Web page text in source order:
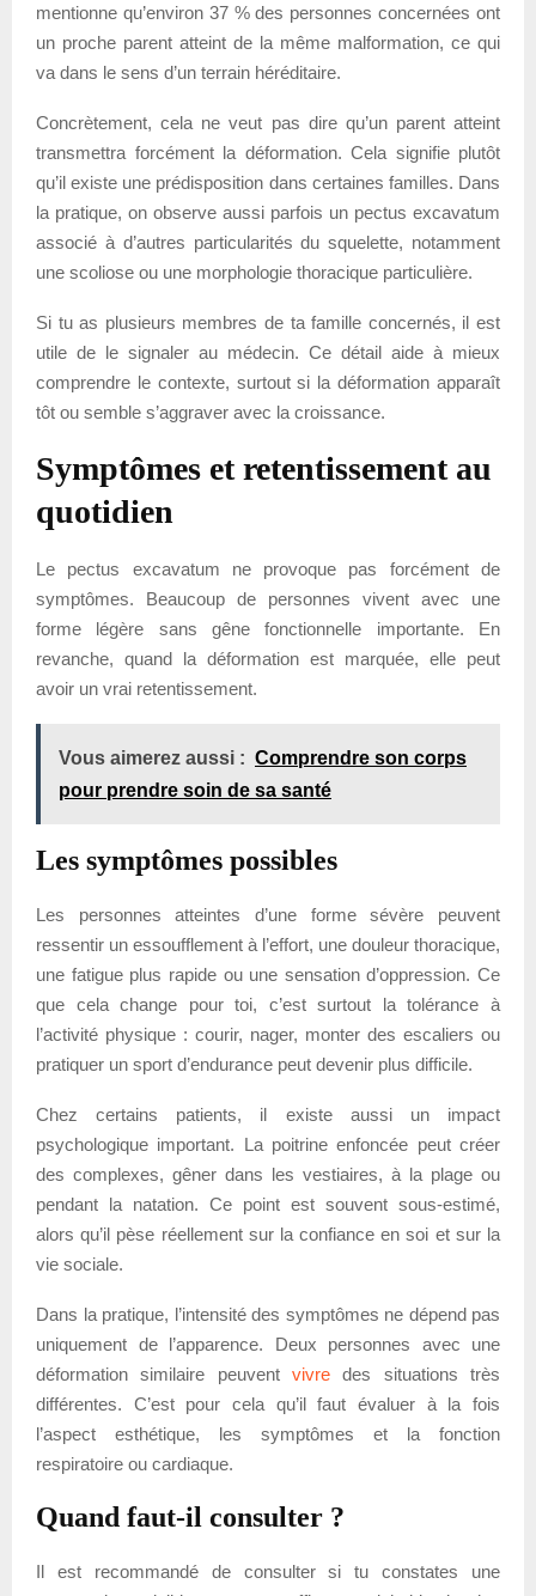
mentionne qu’environ 37 % des personnes concernées ont
un proche parent atteint de la même malformation, ce qui
va dans le sens d’un terrain héréditaire.
Concrètement, cela ne veut pas dire qu’un parent atteint
transmettra forcément la déformation. Cela signifie plutôt
qu’il existe une prédisposition dans certaines familles. Dans
la pratique, on observe aussi parfois un pectus excavatum
associé à d’autres particularités du squelette, notamment
une scoliose ou une morphologie thoracique particulière.
Si tu as plusieurs membres de ta famille concernés, il est
utile de le signaler au médecin. Ce détail aide à mieux
comprendre le contexte, surtout si la déformation apparaît
tôt ou semble s’aggraver avec la croissance.
Symptômes et retentissement au
quotidien
Le pectus excavatum ne provoque pas forcément de
symptômes. Beaucoup de personnes vivent avec une
forme légère sans gêne fonctionnelle importante. En
revanche, quand la déformation est marquée, elle peut
avoir un vrai retentissement.
Vous aimerez aussi : Comprendre son corps
pour prendre soin de sa santé
Les symptômes possibles
Les personnes atteintes d’une forme sévère peuvent
ressentir un essoufflement à l’effort, une douleur thoracique,
une fatigue plus rapide ou une sensation d’oppression. Ce
que cela change pour toi, c’est surtout la tolérance à
l’activité physique : courir, nager, monter des escaliers ou
pratiquer un sport d’endurance peut devenir plus difficile.
Chez certains patients, il existe aussi un impact
psychologique important. La poitrine enfoncée peut créer
des complexes, gêner dans les vestiaires, à la plage ou
pendant la natation. Ce point est souvent sous-estimé,
alors qu’il pèse réellement sur la confiance en soi et sur la
vie sociale.
Dans la pratique, l’intensité des symptômes ne dépend pas
uniquement de l’apparence. Deux personnes avec une
déformation similaire peuvent vivre des situations très
différentes. C’est pour cela qu’il faut évaluer à la fois
l’aspect esthétique, les symptômes et la fonction
respiratoire ou cardiaque.
Quand faut-il consulter ?
Il est recommandé de consulter si tu constates une